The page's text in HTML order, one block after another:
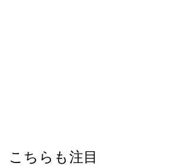
こちらも注目